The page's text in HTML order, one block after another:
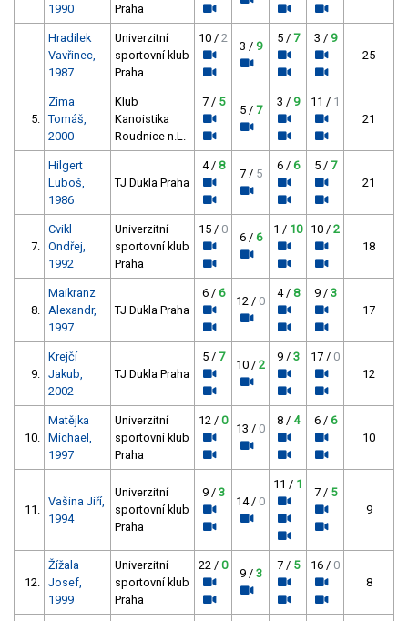
1990
Praha
Hradilek
Vavřinec,
1987
Univerzitní
sportovní klub
Praha
10 / 2
3 / 9
5 / 7 3 / 9
25
5.
Zima
Tomáš,
2000
Klub
Kanoistika
Roudnice n.L.
7 / 5
5 / 7
3 / 9 11 / 1
21
Hilgert
Luboš,
1986
TJ Dukla Praha
4 / 8
7 / 5
6 / 6 5 / 7
21
7.
Cvikl
Ondřej,
1992
Univerzitní
sportovní klub
Praha
15 / 0
6 / 6
1 / 10 10 / 2
18
8.
Maikranz
Alexandr,
1997
TJ Dukla Praha
6 / 6
12 / 0
4 / 8 9 / 3
17
9.
Krejčí
Jakub,
2002
TJ Dukla Praha
5 / 7
10 / 2
9 / 3 17 / 0
12
10.
Matějka
Michael,
1997
Univerzitní
sportovní klub
Praha
12 / 0
13 / 0
8 / 4 6 / 6
10
11.
Vašina Jiří,
1994
Univerzitní
sportovní klub
Praha
9 / 3
14 / 0
11 / 1
7 / 5
9
12.
Žížala
Josef,
1999
Univerzitní
sportovní klub
Praha
22 / 0
9 / 3
7 / 5 16 / 0
8